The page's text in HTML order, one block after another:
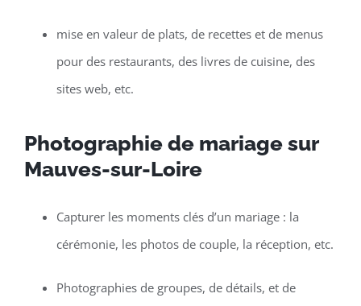
mise en valeur de plats, de recettes et de menus
pour des restaurants, des livres de cuisine, des
sites web, etc.
Photographie de mariage sur
Mauves-sur-Loire
Capturer les moments clés d’un mariage : la
cérémonie, les photos de couple, la réception, etc.
Photographies de groupes, de détails, et de